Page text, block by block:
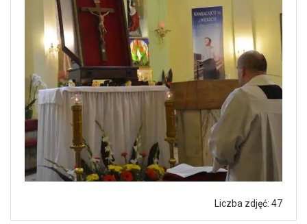
Liczba zdjęć: 47